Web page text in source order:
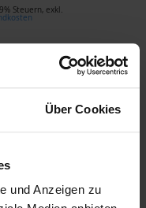
Über Cookies
und Anzeigen zu
Steuern, exkl.
mit Gravur